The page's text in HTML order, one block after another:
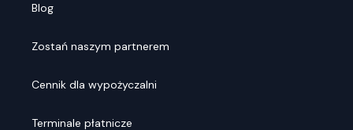
Blog
Zostań naszym partnerem
Cennik dla wypożyczalni
Terminale płatnicze